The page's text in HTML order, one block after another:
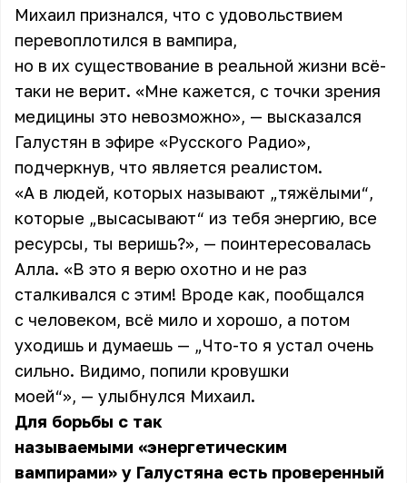
Михаил признался, что с удовольствием
перевоплотился в вампира,
но в их существование в реальной жизни всё-
таки не верит. «Мне кажется, с точки зрения
медицины это невозможно», — высказался
Галустян в эфире «Русского Радио»,
подчеркнув, что является реалистом.
«А в людей, которых называют „тяжёлыми“,
которые „высасывают“ из тебя энергию, все
ресурсы, ты веришь?», — поинтересовалась
Алла. «В это я верю охотно и не раз
сталкивался с этим! Вроде как, пообщался
с человеком, всё мило и хорошо, а потом
уходишь и думаешь — „Что-то я устал очень
сильно. Видимо, попили кровушки
моей“», — улыбнулся Михаил.
Для борьбы с так
называемыми «энергетическим
вампирами» у Галустяна есть проверенный